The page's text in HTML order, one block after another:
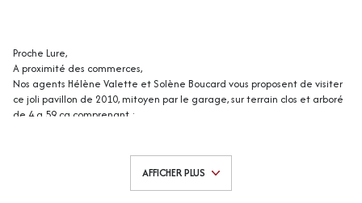
Proche Lure,
A proximité des commerces,
Nos agents Hélène Valette et Solène Boucard vous proposent de visiter
ce joli pavillon de 2010, mitoyen par le garage, sur terrain clos et arboré
de 4 a 59 ca comprenant :
A l'étage : dégagement, 3 belles chambres, salle de bains avec wc.
Chauffage électrique + poêle à bois.
AFFICHER PLUS